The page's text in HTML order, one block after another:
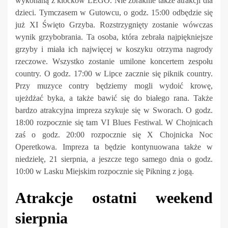
dzieci. Tymczasem w Gutowcu, o godz. 15:00 odbędzie się
już XI Święto Grzyba. Rozstrzygnięty zostanie wówczas
wynik grzybobrania. Ta osoba, która zebrała najpiękniejsze
grzyby i miała ich najwięcej w koszyku otrzyma nagrody
rzeczowe. Wszystko zostanie umilone koncertem zespołu
country. O godz. 17:00 w Lipce zacznie się piknik country.
Przy muzyce contry będziemy mogli wydoić krowę,
ujeżdżać byka, a także bawić się do białego rana. Także
bardzo atrakcyjna impreza szykuje się w Sworach. O godz.
18:00 rozpocznie się tam VI Blues Festiwal. W Chojnicach
zaś o godz. 20:00 rozpocznie się X Chojnicka Noc
Operetkowa. Impreza ta będzie kontynuowana także w
niedzielę, 21 sierpnia, a jeszcze tego samego dnia o godz.
10:00 w Lasku Miejskim rozpocznie się Pikning z jogą.
Atrakcje ostatni weekend
sierpnia